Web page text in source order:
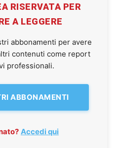
RISERVATA PER
A LEGGERE
abbonamenti per avere
contenuti come report
professionali.
ABBONAMENTI
Accedi qui